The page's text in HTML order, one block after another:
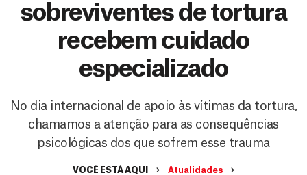
sobreviventes de tortura
recebem cuidado
especializado
No dia internacional de apoio às vítimas da tortura,
chamamos a atenção para as consequências
psicológicas dos que sofrem esse trauma
VOCÊ ESTÁ AQUI
Atualidades